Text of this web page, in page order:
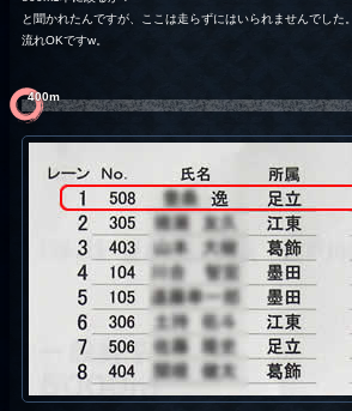
と聞かれたんですが、ここは走らずにはいられませんでした。
流れOKですw。
400m